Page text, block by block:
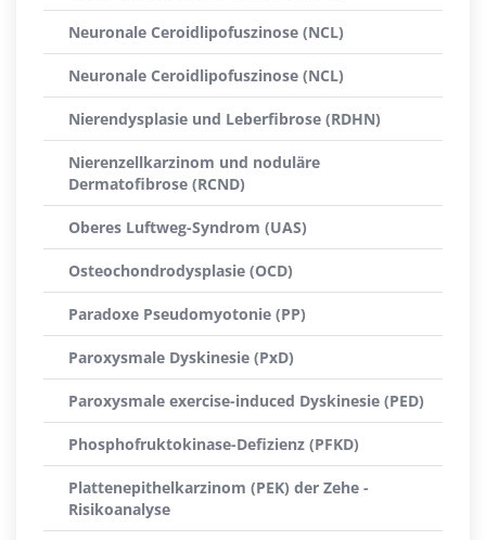
Neuronale Ceroidlipofuszinose (NCL)
Neuronale Ceroidlipofuszinose (NCL)
Nierendysplasie und Leberfibrose (RDHN)
Nierenzellkarzinom und noduläre
Dermatofibrose (RCND)
Oberes Luftweg-Syndrom (UAS)
Osteochondrodysplasie (OCD)
Paradoxe Pseudomyotonie (PP)
Paroxysmale Dyskinesie (PxD)
Paroxysmale exercise-induced Dyskinesie (PED)
Phosphofruktokinase-Defizienz (PFKD)
Plattenepithelkarzinom (PEK) der Zehe -
Risikoanalyse